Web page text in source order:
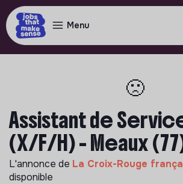
Menu
🙁
Assistant de
(X/F/H) - Meaux
L'annonce de La Croix-Rouge
disponible